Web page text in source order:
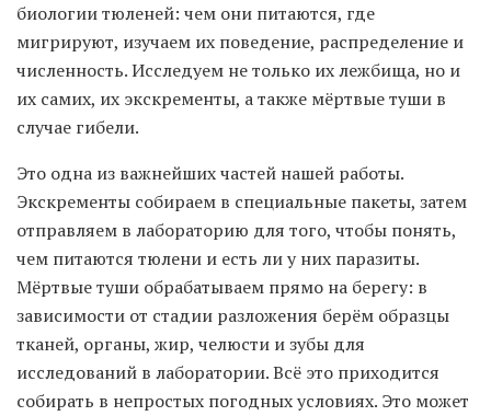
биологии тюленей: чем они питаются, где
мигрируют, изучаем их поведение, распределение и
численность. Исследуем не только их лежбища, но и
их самих, их экскременты, а также мёртвые туши в
случае гибели.
Это одна из важнейших частей нашей работы.
Экскременты собираем в специальные пакеты, затем
отправляем в лабораторию для того, чтобы понять,
чем питаются тюлени и есть ли у них паразиты.
Мёртвые туши обрабатываем прямо на берегу: в
зависимости от стадии разложения берём образцы
тканей, органы, жир, челюсти и зубы для
исследований в лаборатории. Всё это приходится
собирать в непростых погодных условиях. Это может